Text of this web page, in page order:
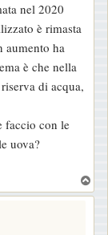
nel 2020
è rimasta
aumento ha
è che nella
di acqua,
faccio con le
uova?
o